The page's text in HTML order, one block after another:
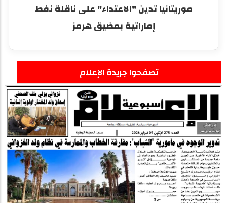
موريتانيا تدين "الاعتداء" على ناقلة نفط
إماراتية بمضيق هرمز
تصفحوا جريدة الإعلام